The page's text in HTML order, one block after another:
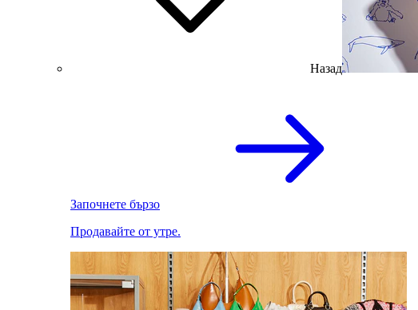
Назад
Започнете бързо
Продавайте от утре.